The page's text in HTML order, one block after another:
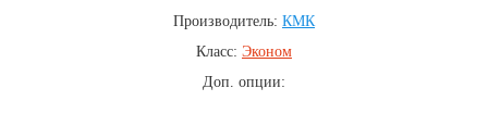
Производитель: КМК
Класс: Эконом
Доп. опции: